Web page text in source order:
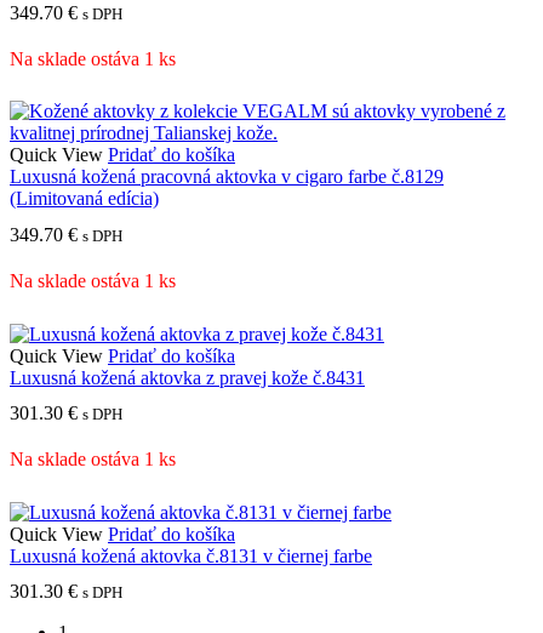
349.70 € s DPH
Na sklade ostáva 1 ks
Quick View Pridať do košíka
Luxusná kožená pracovná aktovka v cigaro farbe č.8129
(Limitovaná edícia)
349.70 € s DPH
Na sklade ostáva 1 ks
Quick View Pridať do košíka
Luxusná kožená aktovka z pravej kože č.8431
301.30 € s DPH
Na sklade ostáva 1 ks
Quick View Pridať do košíka
Luxusná kožená aktovka č.8131 v čiernej farbe
301.30 € s DPH